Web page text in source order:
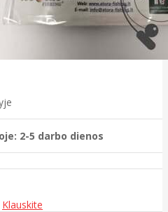
2-5 darbo dienos
Klauskite